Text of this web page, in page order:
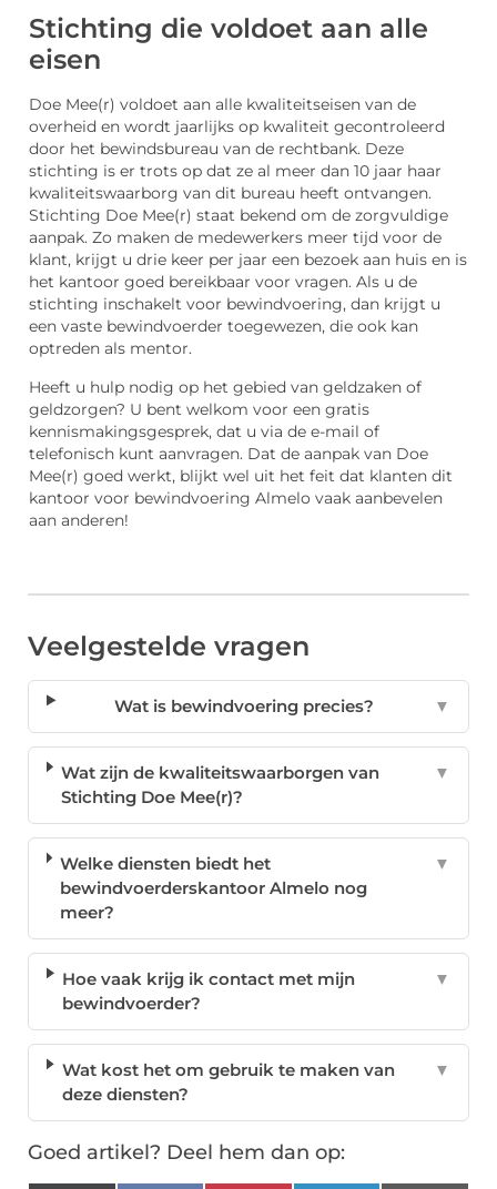
Stichting die voldoet aan alle
eisen
Doe Mee(r) voldoet aan alle kwaliteitseisen van de
overheid en wordt jaarlijks op kwaliteit gecontroleerd
door het bewindsbureau van de rechtbank. Deze
stichting is er trots op dat ze al meer dan 10 jaar haar
kwaliteitswaarborg van dit bureau heeft ontvangen.
Stichting Doe Mee(r) staat bekend om de zorgvuldige
aanpak. Zo maken de medewerkers meer tijd voor de
klant, krijgt u drie keer per jaar een bezoek aan huis en is
het kantoor goed bereikbaar voor vragen. Als u de
stichting inschakelt voor bewindvoering, dan krijgt u
een vaste bewindvoerder toegewezen, die ook kan
optreden als mentor.
Heeft u hulp nodig op het gebied van geldzaken of
geldzorgen? U bent welkom voor een gratis
kennismakingsgesprek, dat u via de e-mail of
telefonisch kunt aanvragen. Dat de aanpak van Doe
Mee(r) goed werkt, blijkt wel uit het feit dat klanten dit
kantoor voor bewindvoering Almelo vaak aanbevelen
aan anderen!
Veelgestelde vragen
Wat is bewindvoering precies? ▼
Wat zijn de kwaliteitswaarborgen van
Stichting Doe Mee(r)?
▼
Welke diensten biedt het
bewindvoerderskantoor Almelo nog
meer?
▼
Hoe vaak krijg ik contact met mijn
bewindvoerder?
▼
Wat kost het om gebruik te maken van
deze diensten?
▼
Goed artikel? Deel hem dan op: